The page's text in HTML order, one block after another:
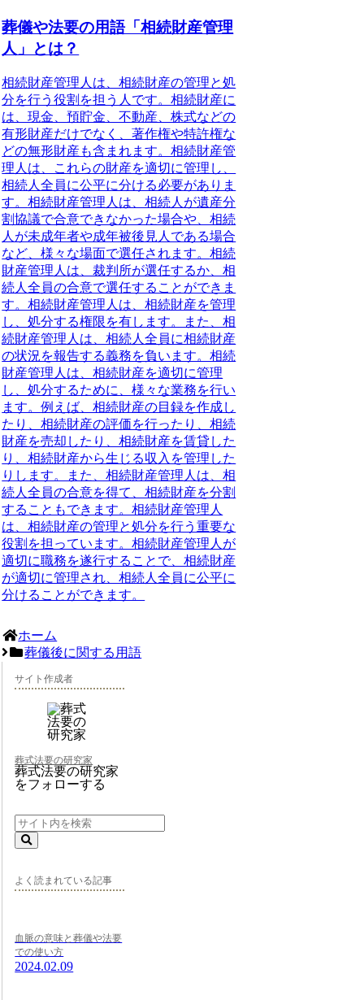
葬儀や法要の用語「相続財産管理
人」とは？
相続財産管理人は、相続財産の管理と処
分を行う役割を担う人です。相続財産に
は、現金、預貯金、不動産、株式などの
有形財産だけでなく、著作権や特許権な
どの無形財産も含まれます。相続財産管
理人は、これらの財産を適切に管理し、
相続人全員に公平に分ける必要がありま
す。相続財産管理人は、相続人が遺産分
割協議で合意できなかった場合や、相続
人が未成年者や成年被後見人である場合
など、様々な場面で選任されます。相続
財産管理人は、裁判所が選任するか、相
続人全員の合意で選任することができま
す。相続財産管理人は、相続財産を管理
し、処分する権限を有します。また、相
続財産管理人は、相続人全員に相続財産
の状況を報告する義務を負います。相続
財産管理人は、相続財産を適切に管理
し、処分するために、様々な業務を行い
ます。例えば、相続財産の目録を作成し
たり、相続財産の評価を行ったり、相続
財産を売却したり、相続財産を賃貸した
り、相続財産から生じる収入を管理した
りします。また、相続財産管理人は、相
続人全員の合意を得て、相続財産を分割
することもできます。相続財産管理人
は、相続財産の管理と処分を行う重要な
役割を担っています。相続財産管理人が
適切に職務を遂行することで、相続財産
が適切に管理され、相続人全員に公平に
分けることができます。
ホーム
葬儀後に関する用語
サイト作成者
葬式法要の研究家
葬式法要の研究家
をフォローする
よく読まれている記事
血脈の意味と葬儀や法要
での使い方
2024.02.09